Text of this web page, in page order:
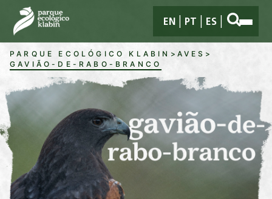
Pular para o Conteúdo principal
EN PT ES
PARQUE ECOLÓGICO KLABIN > AVES >
GAVIÃO-DE-RABO-BRANCO